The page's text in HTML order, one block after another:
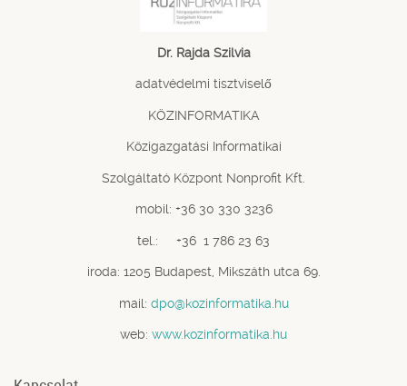
Dr. Rajda Szilvia
adatvédelmi tisztviselő
KÖZINFORMATIKA
Közigazgatási Informatikai
Szolgáltató Központ Nonprofit Kft.
mobil: +36 30 330 3236
tel.: +36 1 786 23 63
iroda: 1205 Budapest, Mikszáth utca 69.
mail: dpo@kozinformatika.hu
web: www.kozinformatika.hu